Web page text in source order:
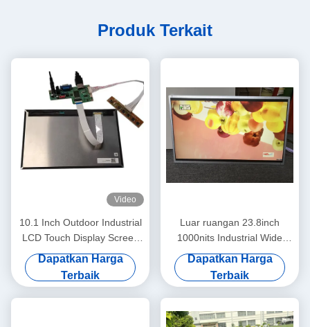
Produk Terkait
Video
10.1 Inch Outdoor Industrial
LCD Touch Display Screen
Monitor dengan Resolusi
1920*1080 dan Interface
eDP
Dapatkan Harga
Terbaik
Luar ruangan 23.8inch
1000nits Industrial Wide
Temperature High
Brightness LCD Screen
Dapatkan Harga
Terbaik